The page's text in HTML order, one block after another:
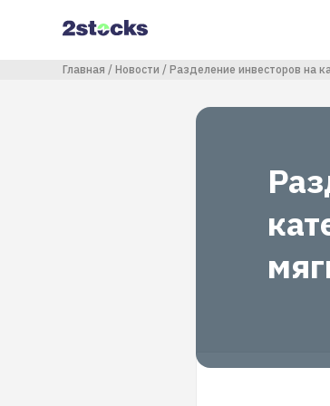
содержанию
Строка навигации
Главная Новости Разделение инвесторов на